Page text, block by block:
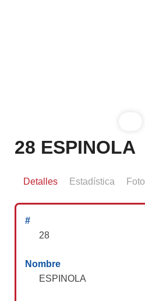
28 ESPINOLA
Detalles Estadística Foto
#
28
Nombre
ESPINOLA